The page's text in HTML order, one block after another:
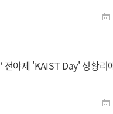
전야제 'KAIST Day' 성황리